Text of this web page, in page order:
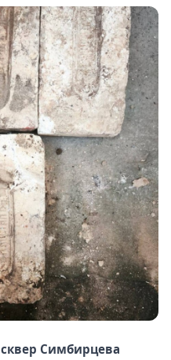
сквер Симбирцева